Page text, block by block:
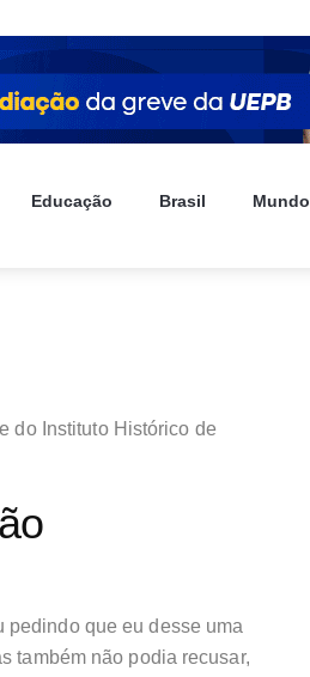
Educação Brasil Mundo
do Instituto Histórico de
pedindo que eu desse uma
também não podia recusar,